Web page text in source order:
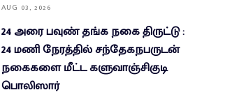
AUG 03, 2026
24 அரை பவுண் தங்க நகை திருட்டு :
24 மணி நேரத்தில் சந்தேகநபருடன்
நகைகளை மீட்ட களுவாஞ்சிகுடி
பொலிஸார்